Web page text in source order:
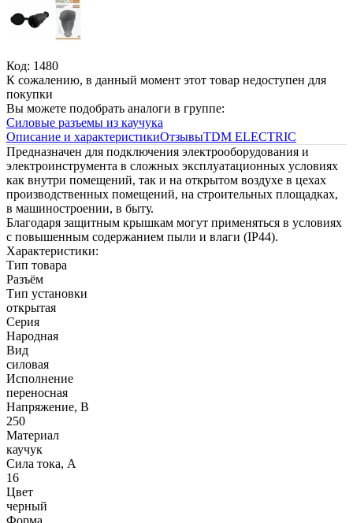
Код: 1480
К сожалению, в данный момент этот товар недоступен для
покупки
Вы можете подобрать аналоги в группе:
Силовые разъемы из каучука
Описание и характеристикиОтзывыTDM ЕLECTRIC
Предназначен для подключения электрооборудования и
электроинструмента в сложных эксплуатационных условиях
как внутри помещений, так и на открытом воздухе в цехах
производственных помещений, на строительных площадках,
в машиностроении, в быту.
Благодаря защитным крышкам могут применяться в условиях
с повышенным содержанием пыли и влаги (IP44).
Характеристики:
Тип товара
Разъём
Тип установки
открытая
Серия
Народная
Вид
силовая
Исполнение
переносная
Напряжение, В
250
Материал
каучук
Сила тока, А
16
Цвет
черный